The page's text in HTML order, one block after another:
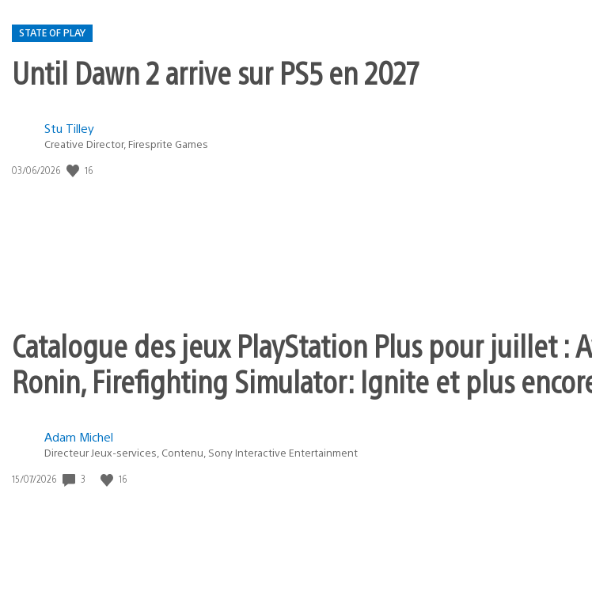
STATE OF PLAY
Until Dawn 2 arrive sur PS5 en 2027
Postée
:
state
Stu Tilley
Creative Director, Firesprite Games
Date
03/06/2026 16
Catalogue des jeux PlayStation Plus pour juillet :
Ronin, Firefighting Simulator: Ignite et plus
Adam Michel
Directeur Jeux-services, Contenu, Sony Interactive Entertainment
Date
15/07/2026 3 16